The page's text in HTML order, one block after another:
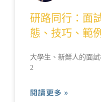
研路同行：面
態、技巧、範
大學生、新鮮人的面
2
閱讀更多 »